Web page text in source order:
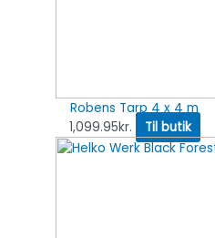
Robens Tarp 4 x 4 m
1,099.95kr. Til butik